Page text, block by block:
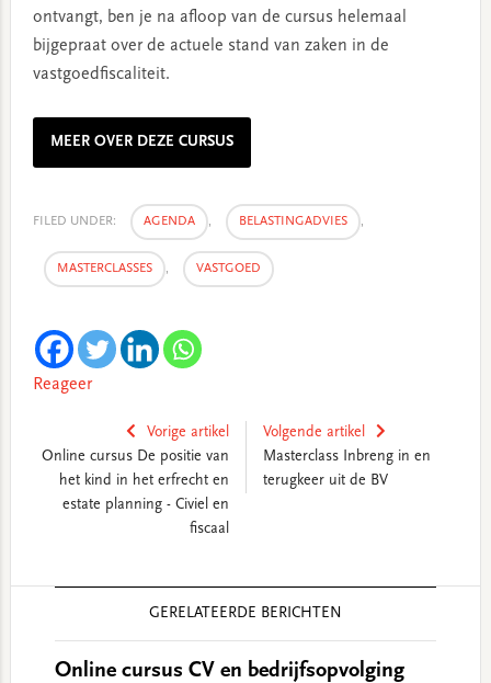
ontvangt, ben je na afloop van de cursus helemaal
bijgepraat over de actuele stand van zaken in de
vastgoedfiscaliteit.
MEER OVER DEZE CURSUS
FILED UNDER: AGENDA , BELASTINGADVIES ,
MASTERCLASSES , VASTGOED
Reageer
Vorige artikel
Online cursus De positie van
het kind in het erfrecht en
estate planning - Civiel en
fiscaal
Volgende artikel
Masterclass Inbreng in en
terugkeer uit de BV
GERELATEERDE BERICHTEN
Online cursus CV en bedrijfsopvolging